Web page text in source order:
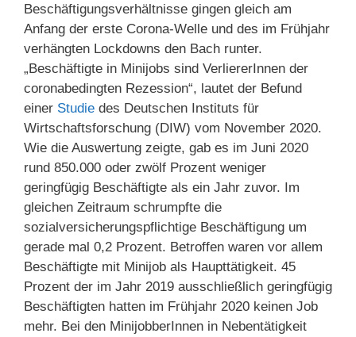
Beschäftigungsverhältnisse gingen gleich am
Anfang der erste Corona-Welle und des im Frühjahr
verhängten Lockdowns den Bach runter.
„Beschäftigte in Minijobs sind VerliererInnen der
coronabedingten Rezession“, lautet der Befund
einer Studie des Deutschen Instituts für
Wirtschaftsforschung (DIW) vom November 2020.
Wie die Auswertung zeigte, gab es im Juni 2020
rund 850.000 oder zwölf Prozent weniger
geringfügig Beschäftigte als ein Jahr zuvor. Im
gleichen Zeitraum schrumpfte die
sozialversicherungspflichtige Beschäftigung um
gerade mal 0,2 Prozent. Betroffen waren vor allem
Beschäftigte mit Minijob als Haupttätigkeit. 45
Prozent der im Jahr 2019 ausschließlich geringfügig
Beschäftigten hatten im Frühjahr 2020 keinen Job
mehr. Bei den MinijobberInnen in Nebentätigkeit